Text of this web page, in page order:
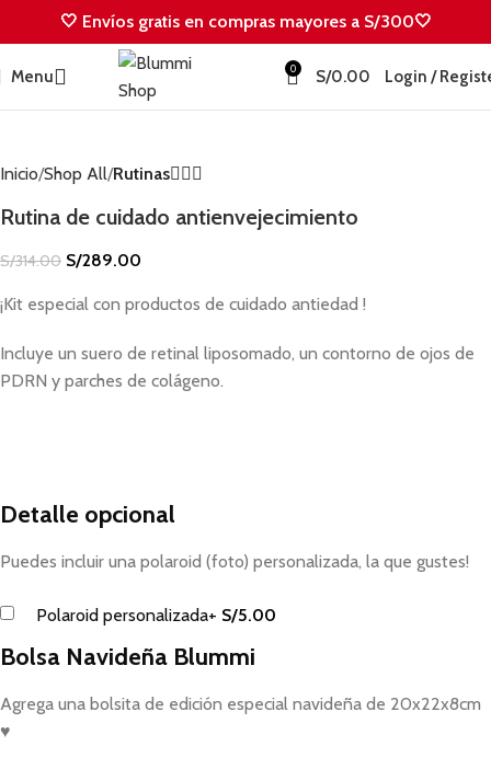
🤍 Envíos gratis en compras mayores a S/300🤍
Menu 0 S/0.00 Login /
Inicio Shop All Rutinas💆🏻‍♀️
Rutina de cuidado antienvejecimiento
S/314.00 S/289.00
¡Kit especial con productos de cuidado antiedad !
Incluye un suero de retinal liposomado, un contorno de ojos de
PDRN y parches de colágeno.
Detalle opcional
Puedes incluir una polaroid (foto) personalizada, la que gustes!
Polaroid personalizada+ S/5.00
Bolsa Navideña Blummi
Agrega una bolsita de edición especial navideña de 20x22x8cm
♥